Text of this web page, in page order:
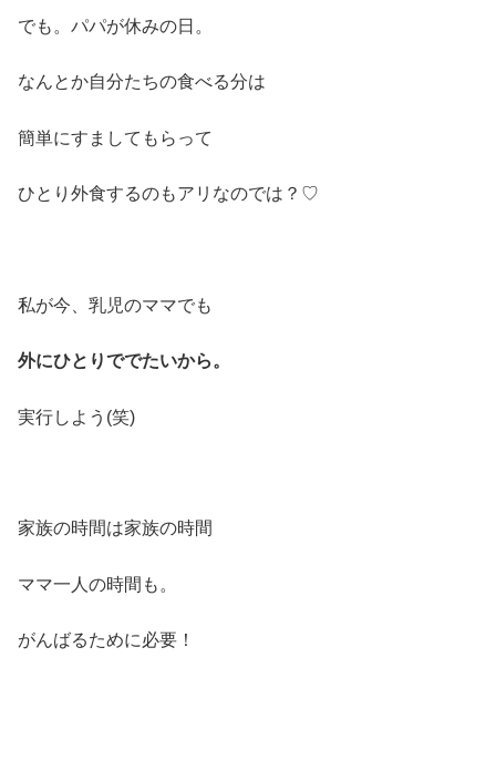
でも。パパが休みの日。
なんとか自分たちの食べる分は
簡単にすましてもらって
ひとり外食するのもアリなのでは？♡
私が今、乳児のママでも
外にひとりででたいから。
実行しよう(笑)
家族の時間は家族の時間
ママ一人の時間も。
がんばるために必要！